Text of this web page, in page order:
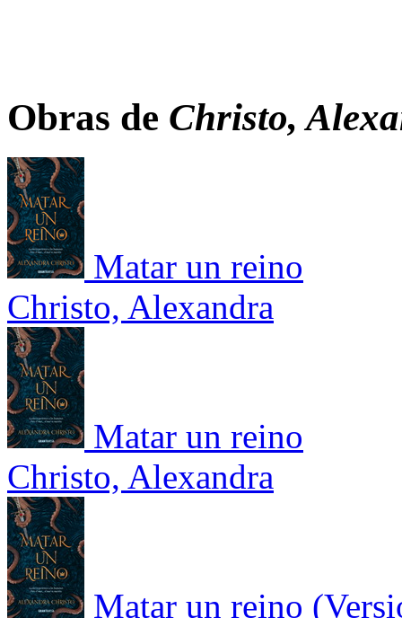
Obras de Christo,
Matar un reino
Christo, Alexandra
Matar un reino
Christo, Alexandra
Matar un reino